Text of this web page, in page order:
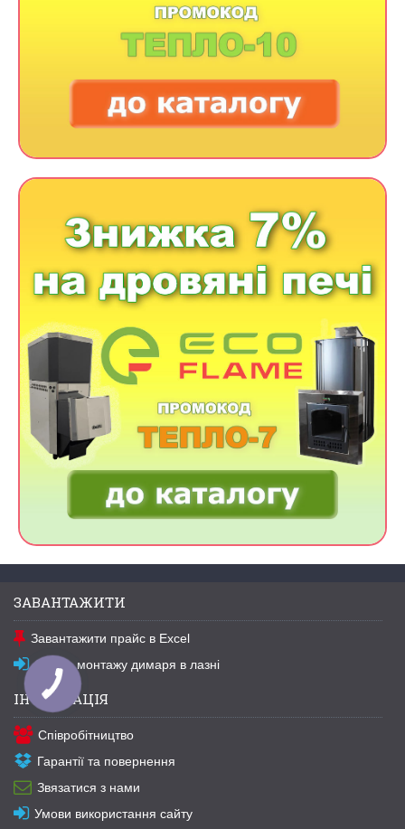
ЗАВАНТАЖИТИ
Завантажити прайс в Excel
Схема монтажу димаря в лазні
ІНФОРМАЦІЯ
Співробітництво
Гарантії та повернення
Звязатися з нами
Умови використання сайту